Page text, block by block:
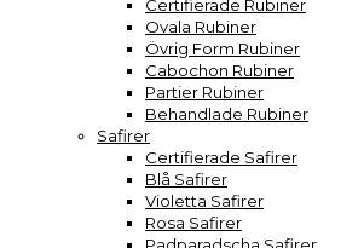
Certifierade Rubiner
Ovala Rubiner
Övrig Form Rubiner
Cabochon Rubiner
Partier Rubiner
Behandlade Rubiner
Safirer
Certifierade Safirer
Blå Safirer
Violetta Safirer
Rosa Safirer